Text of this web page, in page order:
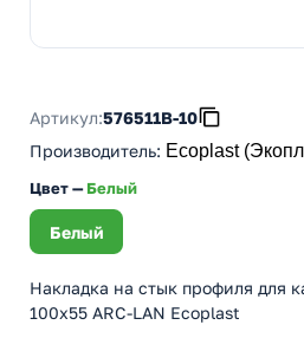
Артикул:576511B-10
Производитель: Ecoplast
Цвет —Белый
Белый
Накладка на стык профиля для
100х55 ARC-LAN Ecoplast